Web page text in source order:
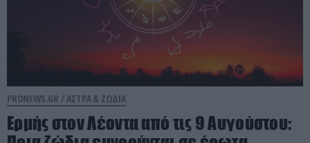
PRONEWS.GR /ΑΣΤΡΑ & ΖΩΔΙΑ
Ερμής στον Λέοντα από τις 9 Αυγούστου: